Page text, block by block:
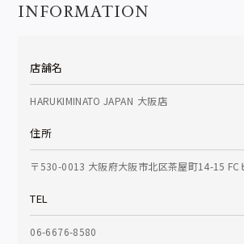
INFORMATION
店舗名
HARUKIMINATO JAPAN 大阪店
住所
〒530-0013 大阪府大阪市北区茶屋町14-15 FC
TEL
06-6676-8580